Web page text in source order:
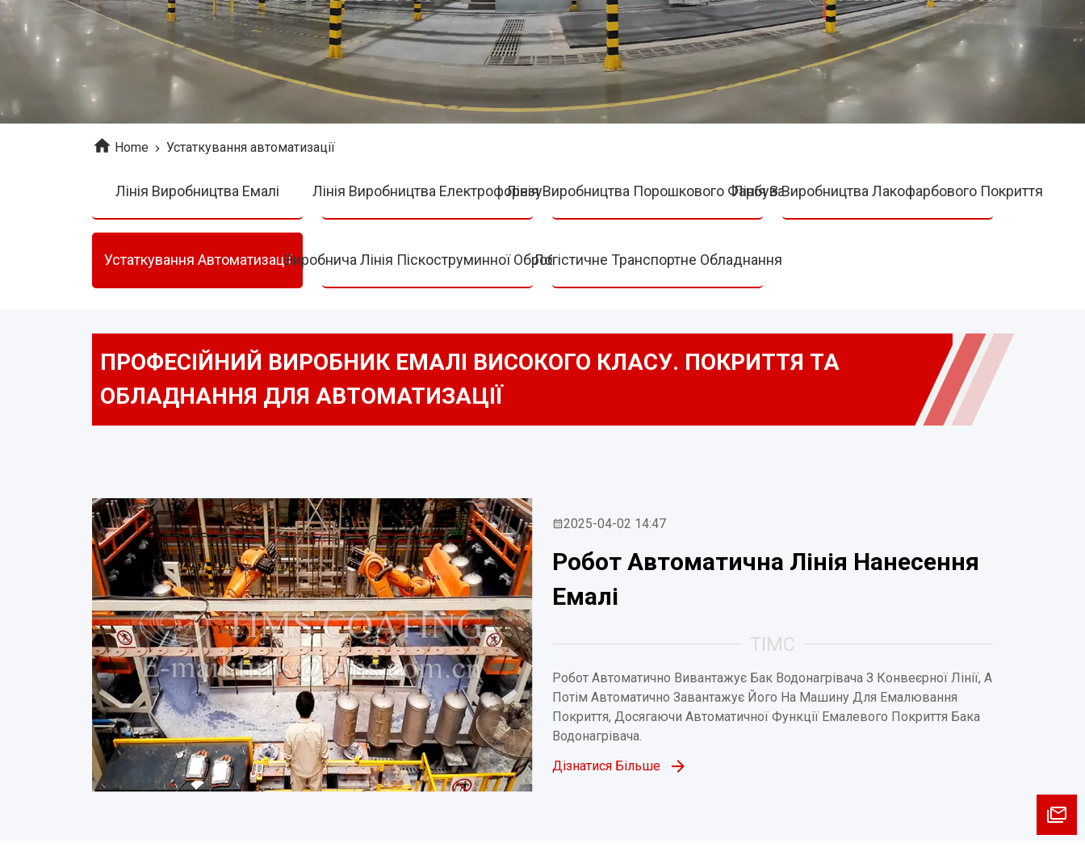
Home Устаткування автоматизації
Лінія Виробництва Емалі Лінія Виробництва ЕлектрофорезуЛінія Виробництва Порошкового ФарбуванняЛінія З Виробництва Лакофарбового Покриття
Устаткування АвтоматизаціїВиробнича Лінія Піскоструминної ОбробкиЛогістичне Транспортне Обладнання
ПРОФЕСІЙНИЙ ВИРОБНИК ЕМАЛІ ВИСОКОГО КЛАСУ. ПОКРИТТЯ ТА
ОБЛАДНАННЯ ДЛЯ АВТОМАТИЗАЦІЇ
2025-04-02 14:47
Робот Автоматична Лінія Нанесення
Емалі
ТІМС
Робот Автоматично Вивантажує Бак Водонагрівача З Конвеєрної Лінії, А
Потім Автоматично Завантажує Його На Машину Для Емалювання
Покриття, Досягаючи Автоматичної Функції Емалевого Покриття Бака
Водонагрівача.
Дізнатися Більше